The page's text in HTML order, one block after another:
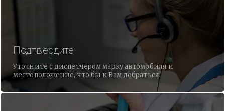
Подтвердите
Уточните с диспетчером марку автомобиля и
местоположение, что бы к Вам добраться.